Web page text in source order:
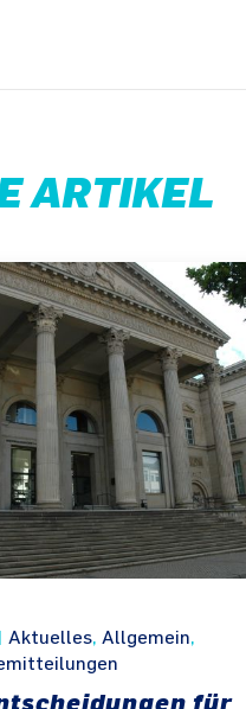
ARTIKEL
Aktuelles, Allgemein,